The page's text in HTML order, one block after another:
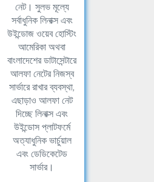
নেট। সুলভ মূল্যে
সর্বাধুনিক লিনাক্স এবং
উইন্ডোজ ওয়েব হোস্টিং
আমেরিকা অথবা
বাংলাদেশের ডাটাসেন্টারে
আলফা নেটের নিজস্ব
সার্ভারে রাখার ব্যবস্থা,
এছাড়াও আলফা নেট
দিচ্ছে লিনাক্স এবং
উইন্ডোস প্লাটফর্মে
অত্যাধুনিক ভার্চুয়াল
এবং ডেডিকেটেড
সার্ভার।